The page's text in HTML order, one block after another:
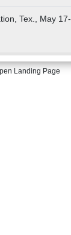
Tex., May 17-
Landing Page